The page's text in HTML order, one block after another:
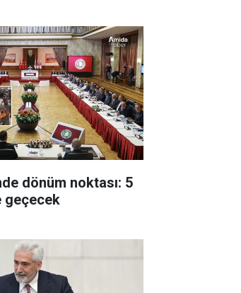
dönüm noktası: 5
geçecek